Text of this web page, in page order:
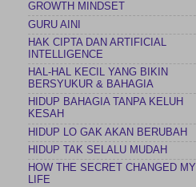
GROWTH MINDSET
GURU AINI
HAK CIPTA DAN ARTIFICIAL
INTELLIGENCE
HAL-HAL KECIL YANG BIKIN
BERSYUKUR & BAHAGIA
HIDUP BAHAGIA TANPA KELUH
KESAH
HIDUP LO GAK AKAN BERUBAH
HIDUP TAK SELALU MUDAH
HOW THE SECRET CHANGED MY
LIFE